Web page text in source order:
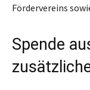
Fördervereins
Spende